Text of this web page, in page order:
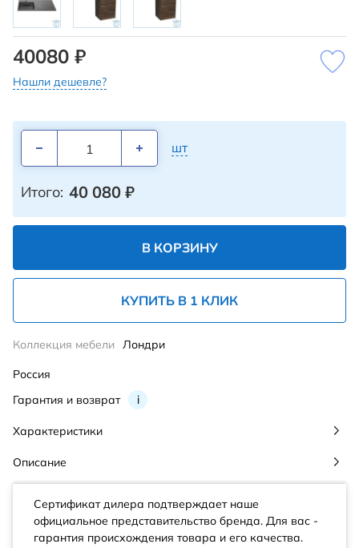
40080 ₽
Нашли дешевле?
шт
Итого: 40 080 ₽
В КОРЗИНУ
КУПИТЬ В 1 КЛИК
Гарантия и возврат i
Коллекция мебели Лондри
Россия
Характеристики
Описание
Сертификат дилера подтверждает наше
официальное представительство бренда. Для вас -
гарантия происхождения товара и его качества.